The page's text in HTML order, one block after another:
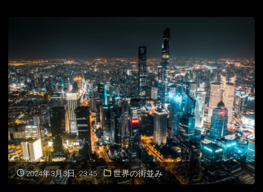
の
風
景
中
国
2024年3月3日, 23:45 世界の街並み